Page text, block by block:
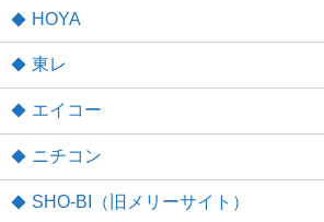
HOYA
東レ
エイコー
ニチコン
SHO-BI（旧メリーサイト）